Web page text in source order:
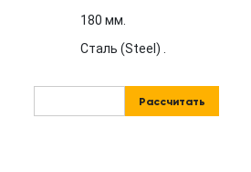
180 мм.
Сталь (Steel) .
Рассчитать